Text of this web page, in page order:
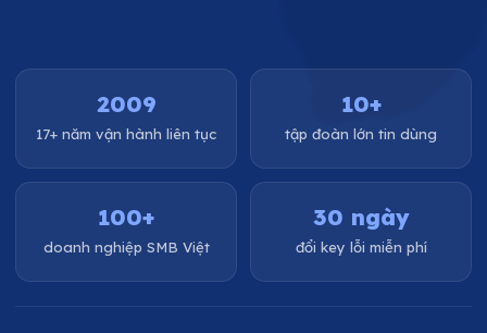
2009
17+ năm vận hành liên tục
10+
tập đoàn lớn tin dùng
100+
doanh nghiệp SMB Việt
30 ngày
đổi key lỗi miễn phí